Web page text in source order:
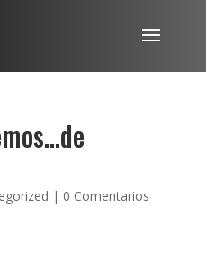
| 0 Comentarios